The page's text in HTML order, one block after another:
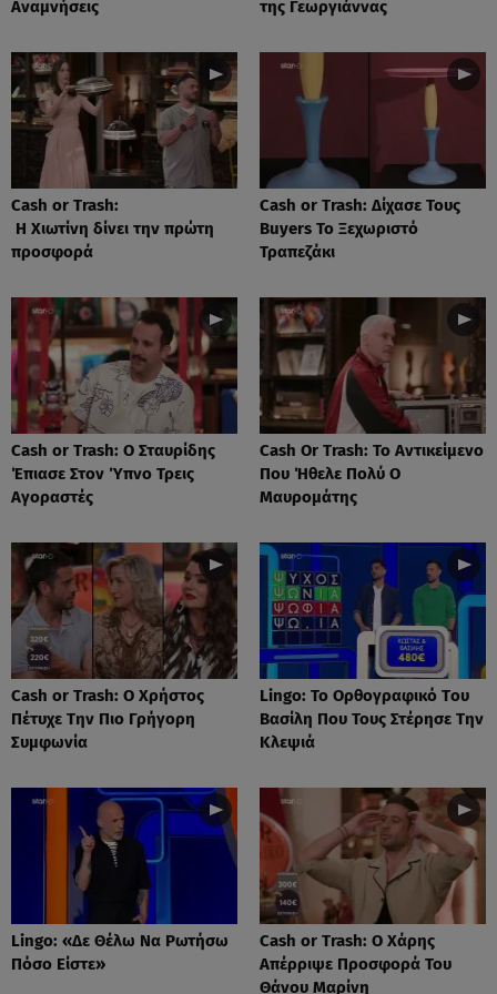
Αναμνήσεις
της Γεωργιάννας
Cash or Trash:
Η Χιωτίνη δίνει την πρώτη
προσφορά
Cash or Trash: Δίχασε Τους
Buyers Το Ξεχωριστό
Τραπεζάκι
Cash or Trash: Ο Σταυρίδης
Έπιασε Στον Ύπνο Τρεις
Αγοραστές
Cash Or Trash: Το Αντικείμενο
Που Ήθελε Πολύ Ο
Μαυρομάτης
Cash or Trash: Ο Χρήστος
Πέτυχε Την Πιο Γρήγορη
Συμφωνία
Lingo: Το Oρθογραφικό Tου
Βασίλη Που Τους Στέρησε Την
Κλεψιά
Lingo: «Δε Θέλω Να Ρωτήσω
Πόσο Είστε»
Cash or Trash: Ο Χάρης
Απέρριψε Προσφορά Του
Θάνου Μαρίνη